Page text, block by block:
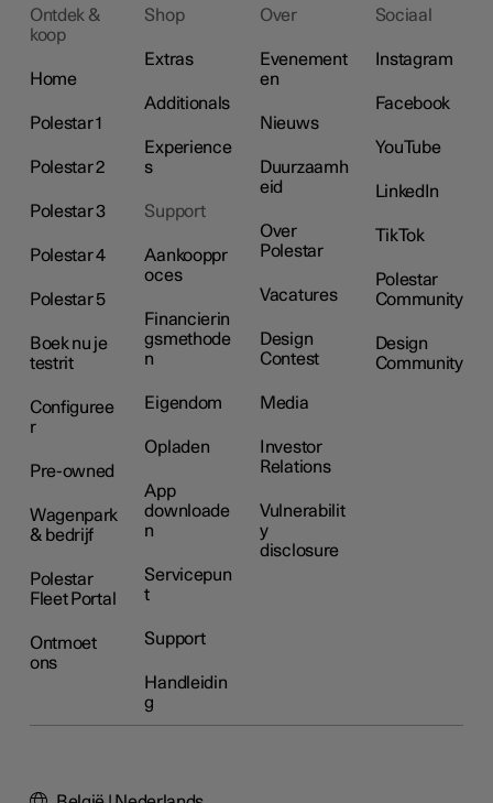
Ontdek &
koop
Home
Polestar 1
Polestar 2
Polestar 3
Polestar 4
Polestar 5
Boek nu je
testrit
Configuree
r
Pre-owned
Wagenpark
& bedrijf
Polestar
Fleet Portal
Ontmoet
ons
Shop
Extras
Additionals
Experience
s
Support
Aankooppr
oces
Financierin
gsmethode
n
Eigendom
Opladen
App
downloade
n
Servicepun
t
Support
Handleidin
g
Over
Evenement
en
Nieuws
Duurzaamh
eid
Over
Polestar
Vacatures
Design
Contest
Media
Investor
Relations
Vulnerabilit
y
disclosure
Sociaal
Instagram
Facebook
YouTube
LinkedIn
TikTok
Polestar
Community
Design
Community